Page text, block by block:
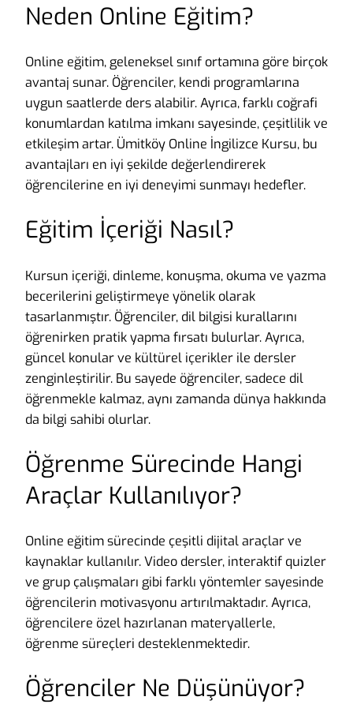
Neden Online Eğitim?
Online eğitim, geleneksel sınıf ortamına göre birçok
avantaj sunar. Öğrenciler, kendi programlarına
uygun saatlerde ders alabilir. Ayrıca, farklı coğrafi
konumlardan katılma imkanı sayesinde, çeşitlilik ve
etkileşim artar. Ümitköy Online İngilizce Kursu, bu
avantajları en iyi şekilde değerlendirerek
öğrencilerine en iyi deneyimi sunmayı hedefler.
Eğitim İçeriği Nasıl?
Kursun içeriği, dinleme, konuşma, okuma ve yazma
becerilerini geliştirmeye yönelik olarak
tasarlanmıştır. Öğrenciler, dil bilgisi kurallarını
öğrenirken pratik yapma fırsatı bulurlar. Ayrıca,
güncel konular ve kültürel içerikler ile dersler
zenginleştirilir. Bu sayede öğrenciler, sadece dil
öğrenmekle kalmaz, aynı zamanda dünya hakkında
da bilgi sahibi olurlar.
Öğrenme Sürecinde Hangi
Araçlar Kullanılıyor?
Online eğitim sürecinde çeşitli dijital araçlar ve
kaynaklar kullanılır. Video dersler, interaktif quizler
ve grup çalışmaları gibi farklı yöntemler sayesinde
öğrencilerin motivasyonu artırılmaktadır. Ayrıca,
öğrencilere özel hazırlanan materyallerle,
öğrenme süreçleri desteklenmektedir.
Öğrenciler Ne Düşünüyor?